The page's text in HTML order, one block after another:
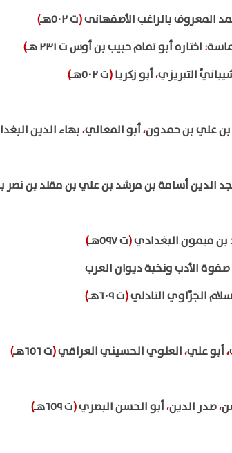
المعروف بالراغب الأصفهانى(ت ٥٠٢هـ
)
: اختاره أبو تمام حبيب بن أوس ت ٢٣١ هـ
)
التبريزي،أبو زكريا(ت ٥٠٢هـ
)
علي بن حمدون،أبو المعالي،بهاء الدين
الدين أسامة بن مرشد بن علي بن مقلد بن نصر
بن ميمون البغدادي(ت ٥٩٧هـ
)
الأدب ونخبة ديوان العرب
الجرّاوي التادلي(ت ٦٠٩هـ
)
،أبو علي،العلوي الحسيني العراقي(ت ٦٥٦هـ
)
،صدر الدين،أبو الحسن البصري(ت ٦٥٩هـ
)